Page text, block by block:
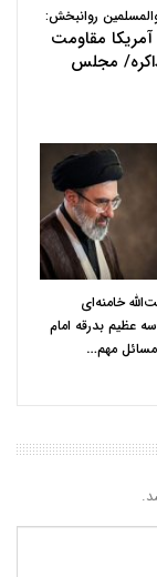
روانبخش:
آمریکا مقاومت
مجلس
خامنه‌ای
عظیم بدرقه امام
مهم…